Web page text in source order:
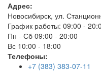
Адрес:
Новосибирск, ул.
График работы: 09:00 -
Пн - Сб 09:00 - 20:00
Вс 10:00 - 18:00
Телефоны:
+7 (383) 383-07-11